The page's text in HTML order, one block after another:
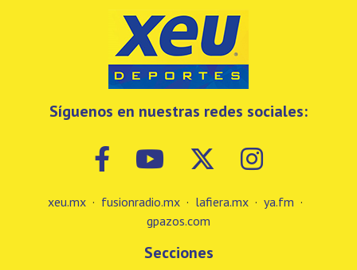
Síguenos en nuestras redes sociales:
xeu.mx · fusionradio.mx · lafiera.mx · ya.fm ·
gpazos.com
Secciones